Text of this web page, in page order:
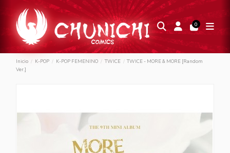
0
Inicio K-POP K-POP FEMENINO TWICE
TWICE - MORE & MORE [Random
Ver.]